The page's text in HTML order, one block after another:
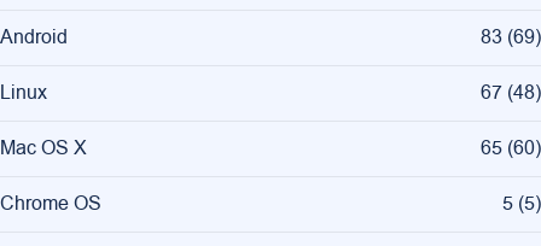
Android 83 (69)
Linux 67 (48)
Mac OS X 65 (60)
Chrome OS 5 (5)